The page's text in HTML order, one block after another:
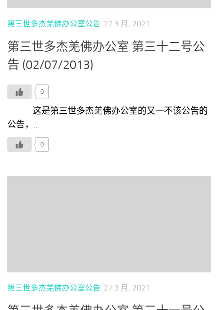
第三世多杰羌佛办公室公告 27 3 月, 2021
第三世多杰羌佛办公室 第三十二号公
告 (02/07/2013)
0
这是第三世多杰羌佛办公室的又一不该公告的
公告，...
0
第三世多杰羌佛办公室公告 27 3 月, 2021